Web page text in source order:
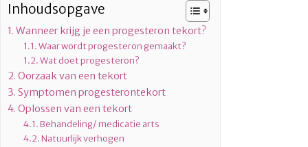
Inhoudsopgave
Wanneer krijg je een progesteron tekort?
Waar wordt progesteron gemaakt?
Wat doet progesteron?
Oorzaak van een tekort
Symptomen progesterontekort
Oplossen van een tekort
Behandeling/ medicatie arts
Natuurlijk verhogen